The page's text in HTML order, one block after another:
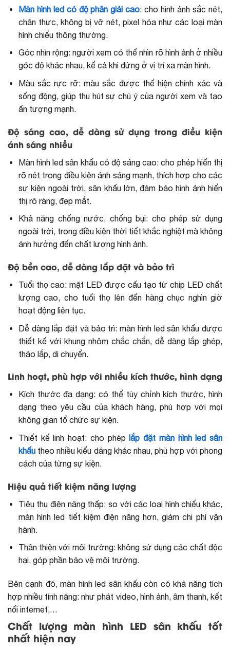
Màn hình led có độ phân giải cao: cho hình ảnh sắc nét,
chân thực, không bị vỡ nét, pixel hóa như các loại màn
hình chiếu thông thường.
Góc nhìn rộng: người xem có thể nhìn rõ hình ảnh ở nhiều
góc độ khác nhau, kể cả khi đứng ở vị trí xa màn hình.
Màu sắc rực rỡ: màu sắc được thể hiện chính xác và
sống động, giúp thu hút sự chú ý của người xem và tạo
ấn tượng mạnh.
Độ sáng cao, dễ dàng sử dụng trong điều kiện
ánh sáng nhiều
Màn hình led sân khấu có độ sáng cao: cho phép hiển thị
rõ nét trong điều kiện ánh sáng mạnh, thích hợp cho các
sự kiện ngoài trời, sân khấu lớn, đảm bảo hình ảnh hiển
thị rõ ràng, đẹp mắt.
Khả năng chống nước, chống bụi: cho phép sử dụng
ngoài trời, trong điều kiện thời tiết khắc nghiệt mà không
ảnh hưởng đến chất lượng hình ảnh.
Độ bền cao, dễ dàng lắp đặt và bảo trì
Tuổi thọ cao: mặt LED được cấu tạo từ chip LED chất
lượng cao, cho tuổi thọ lên đến hàng chục nghìn giờ
hoạt động liên tục.
Dễ dàng lắp đặt và bảo trì: màn hình led sân khấu được
thiết kế với khung nhôm chắc chắn, dễ dàng lắp ghép,
tháo lắp, di chuyển.
Linh hoạt, phù hợp với nhiều kích thước, hình dạng
Kích thước đa dạng: có thể tùy chỉnh kích thước, hình
dạng theo yêu cầu của khách hàng, phù hợp với mọi
không gian tổ chức sự kiện.
Thiết kế linh hoạt: cho phéplắp đặt màn hình led sân
khấutheo nhiều kiểu dáng khác nhau, phù hợp với phong
cách của từng sự kiện.
Hiệu quả tiết kiệm năng lượng
Tiêu thụ điện năng thấp: so với các loại hình chiếu khác,
màn hình led tiết kiệm điện năng hơn, giảm chi phí vận
hành.
Thân thiện với môi trường: không sử dụng các chất độc
hại, góp phần bảo vệ môi trường.
Bên cạnh đó, màn hình led sân khấu còn có khả năng tích
hợp nhiều tính năng: như phát video, hình ảnh, âm thanh, kết
nối internet,…
Chất lượng màn hình LED sân khấu tốt
nhất hiện nay